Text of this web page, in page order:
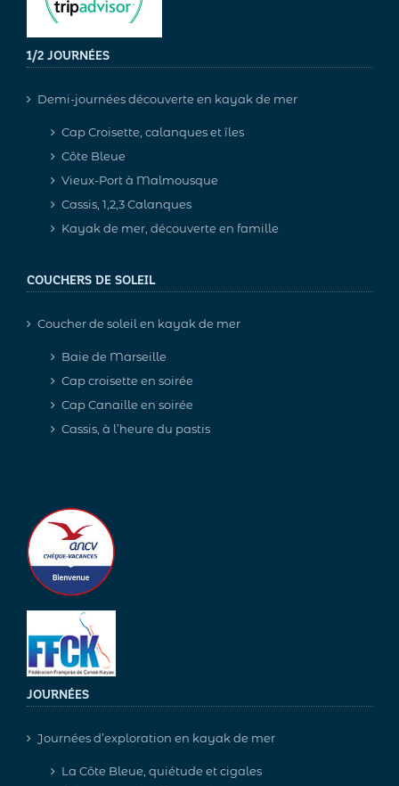
1/2 JOURNÉES
Demi-journées découverte en kayak de mer
Cap Croisette, calanques et îles
Côte Bleue
Vieux-Port à Malmousque
Cassis, 1,2,3 Calanques
Kayak de mer, découverte en famille
COUCHERS DE SOLEIL
Coucher de soleil en kayak de mer
Baie de Marseille
Cap croisette en soirée
Cap Canaille en soirée
Cassis, à l’heure du pastis
JOURNÉES
Journées d’exploration en kayak de mer
La Côte Bleue, quiétude et cigales